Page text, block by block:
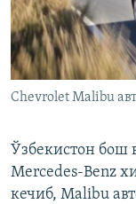
Chevrolet Malibu
Ўзбекистон бош
Mercedes-Benz
кечиб, Malibu